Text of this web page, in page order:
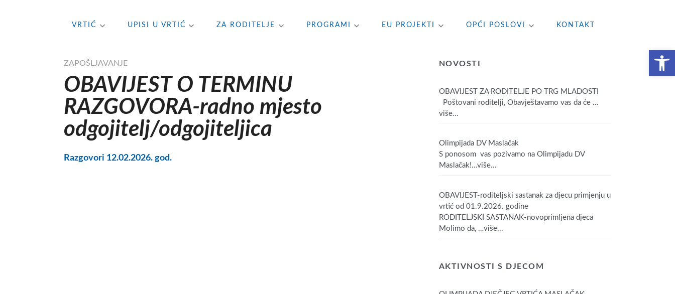
Open toolbar
VRTIĆ UPISI U VRTIĆ ZA RODITELJE PROGRAMI EU PROJEKTI OPĆI POSLOVI KONTAKT
ZAPOŠLJAVANJE
OBAVIJEST O TERMINU
RAZGOVORA-radno mjesto
odgojitelj/odgojiteljica
Razgovori 12.02.2026. god.
NOVOSTI
OBAVIJEST ZA RODITELJE PO TRG MLADOSTI
Poštovani roditelji, Obavještavamo vas da će …
više...
Olimpijada DV Maslačak
S ponosom vas pozivamo na Olimpijadu DV
Maslačak!…više...
OBAVIJEST-roditeljski sastanak za djecu primjenju u
vrtić od 01.9.2026. godine
RODITELJSKI SASTANAK-novoprimljena djeca
Molimo da, …više...
AKTIVNOSTI S DJECOM